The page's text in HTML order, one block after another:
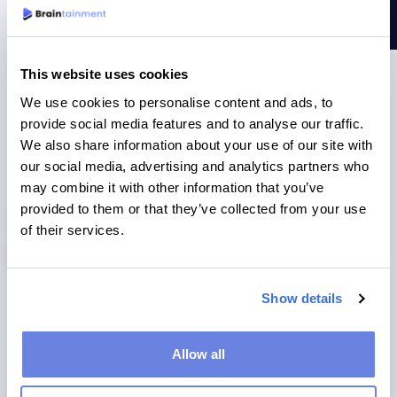
This website uses cookies
We use cookies to personalise content and ads, to
provide social media features and to analyse our traffic.
We also share information about your use of our site with
our social media, advertising and analytics partners who
may combine it with other information that you’ve
provided to them or that they’ve collected from your use
of their services.
Show details
Allow all
unsere Plattform kontinuierlich, um die Zahl Ihrer
wiederkehrenden Besucher zu erhöhen!
LOYALER NUTZERSTAMM
Vergrößern Sie Ihre
Nutzerdatenbank
Erweitern Sie Ihre Nutzerdatenbank mühelos mit unserer
Kundendatenbanken erlebt. Durch das Hinzufügen weiterer
Rätsel- und Spielinhalte können Sie das Wachstum noch